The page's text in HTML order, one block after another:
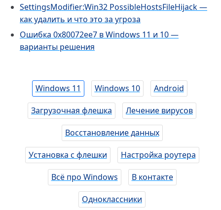
SettingsModifier:Win32 PossibleHostsFileHijack —
как удалить и что это за угроза
Ошибка 0x80072ee7 в Windows 11 и 10 —
варианты решения
Windows 11 Windows 10 Android
Загрузочная флешка Лечение вирусов
Восстановление данных
Установка с флешки Настройка роутера
Всё про Windows В контакте
Одноклассники